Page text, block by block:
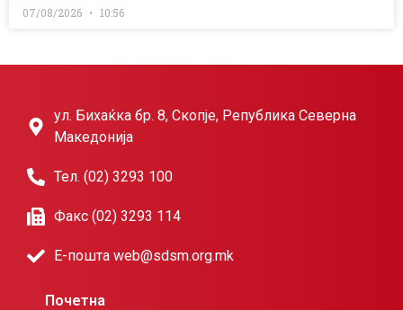
07/08/2026 10:56
ул. Бихаќка бр. 8, Скопје, Република Северна
Македонија
Тел. (02) 3293 100
Факс (02) 3293 114
Е-пошта web@sdsm.org.mk
Почетна